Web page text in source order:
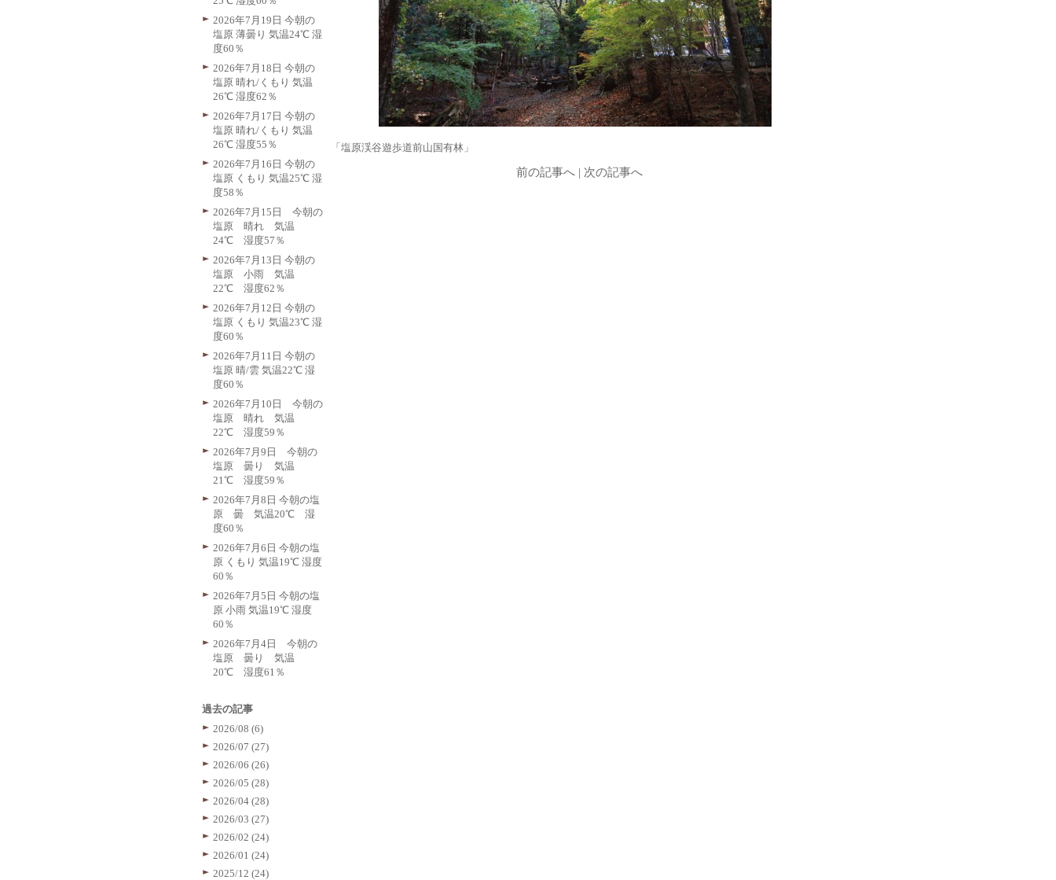
「塩原渓谷遊歩道前山国有林」
前の記事へ| 次の記事へ
2026年7月19日 今朝の
塩原 薄曇り 気温24℃ 湿
度60％
2026年7月18日 今朝の
塩原 晴れ/くもり 気温
26℃ 湿度62％
2026年7月17日 今朝の
塩原 晴れ/くもり 気温
26℃ 湿度55％
2026年7月16日 今朝の
塩原 くもり 気温25℃ 湿
度58％
2026年7月15日 今朝の
塩原 晴れ 気温
24℃ 湿度57％
2026年7月13日 今朝の
塩原 小雨 気温
22℃ 湿度62％
2026年7月12日 今朝の
塩原 くもり 気温23℃ 湿
度60％
2026年7月11日 今朝の
塩原 晴/雲 気温22℃ 湿
度60％
2026年7月10日 今朝の
塩原 晴れ 気温
22℃ 湿度59％
2026年7月9日 今朝の
塩原 曇り 気温
21℃ 湿度59％
2026年7月8日 今朝の塩
原 曇 気温20℃ 湿
度60％
2026年7月6日 今朝の塩
原 くもり 気温19℃ 湿度
60％
2026年7月5日 今朝の塩
原 小雨 気温19℃ 湿度
60％
2026年7月4日 今朝の
塩原 曇り 気温
20℃ 湿度61％
過去の記事
2026/08 (6)
2026/07 (27)
2026/06 (26)
2026/05 (28)
2026/04 (28)
2026/03 (27)
2026/02 (24)
2026/01 (24)
2025/12 (24)